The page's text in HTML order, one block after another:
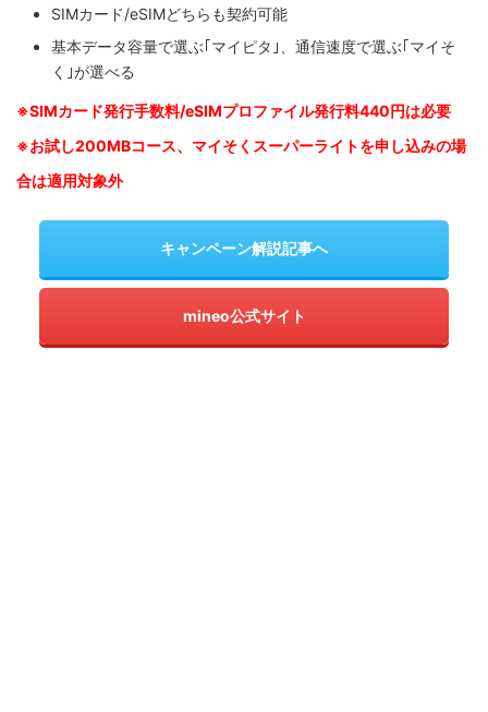
SIMカード/eSIMどちらも契約可能
基本データ容量で選ぶ｢マイピタ｣、通信速度で選ぶ｢マイそ
く｣が選べる
※SIMカード発行手数料/eSIMプロファイル発行料440円は必要
※お試し200MBコース、マイそくスーパーライトを申し込みの場
合は適用対象外
キャンペーン解説記事へ
mineo公式サイト